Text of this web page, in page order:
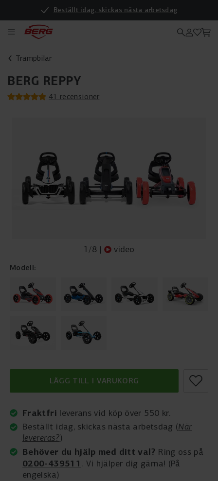
Beställt idag, skickas nästa arbetsdag
Trampbilar
BERG REPPY
41 recensioner
1 /8 | video
Modell:
LÄGG TILL I VARUKORG
Fraktfri leverans vid köp över 550 kr.
Beställt idag, skickas nästa arbetsdag (När
levereras?)
Behöver du hjälp med ditt val? Ring oss på
0200-439511 . Vi hjälper dig gärna! (På
engelska)